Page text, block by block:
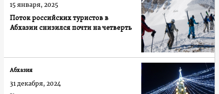
Поток российских туристов в
Абхазии снизился почти на четверть
15 января, 2025
Абхазия
31 декабря, 2024